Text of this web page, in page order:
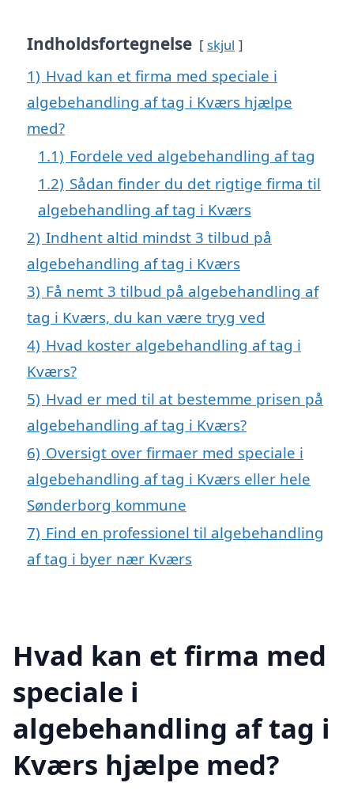
Indholdsfortegnelse skjul
1) Hvad kan et firma med speciale i
algebehandling af tag i Kværs hjælpe
med?
1.1) Fordele ved algebehandling af tag
1.2) Sådan finder du det rigtige firma til
algebehandling af tag i Kværs
2) Indhent altid mindst 3 tilbud på
algebehandling af tag i Kværs
3) Få nemt 3 tilbud på algebehandling af
tag i Kværs, du kan være tryg ved
4) Hvad koster algebehandling af tag i
Kværs?
5) Hvad er med til at bestemme prisen på
algebehandling af tag i Kværs?
6) Oversigt over firmaer med speciale i
algebehandling af tag i Kværs eller hele
Sønderborg kommune
7) Find en professionel til algebehandling
af tag i byer nær Kværs
Hvad kan et firma med
speciale i
algebehandling af tag i
Kværs hjælpe med?